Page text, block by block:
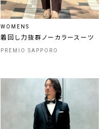
WOMENS
着回し力抜群ノーカラースーツ
PREMIO SAPPORO